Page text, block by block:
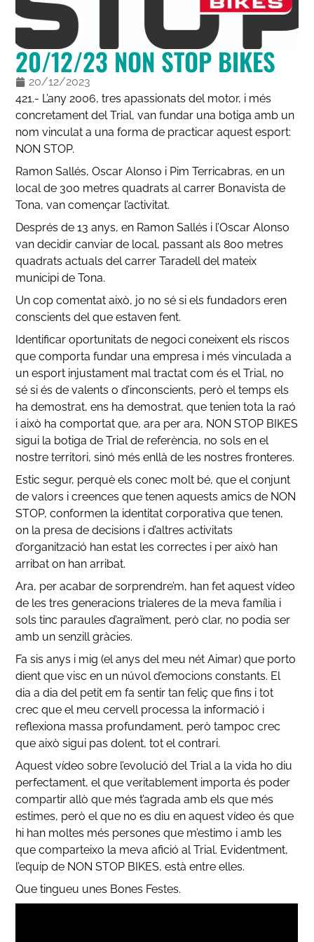
20/12/23 NON STOP BIKES
20/12/2023
421.- L’any 2006, tres apassionats del motor, i més
concretament del Trial, van fundar una botiga amb un
nom vinculat a una forma de practicar aquest esport:
NON STOP.
Ramon Sallés, Oscar Alonso i Pim Terricabras, en un
local de 300 metres quadrats al carrer Bonavista de
Tona, van començar l’activitat.
Després de 13 anys, en Ramon Sallés i l’Oscar Alonso
van decidir canviar de local, passant als 800 metres
quadrats actuals del carrer Taradell del mateix
municipi de Tona.
Un cop comentat això, jo no sé si els fundadors eren
conscients del que estaven fent.
Identificar oportunitats de negoci coneixent els riscos
que comporta fundar una empresa i més vinculada a
un esport injustament mal tractat com és el Trial, no
sé si és de valents o d’inconscients, però el temps els
ha demostrat, ens ha demostrat, que tenien tota la raó
i això ha comportat que, ara per ara, NON STOP BIKES
sigui la botiga de Trial de referència, no sols en el
nostre territori, sinó més enllà de les nostres fronteres.
Estic segur, perquè els conec molt bé, que el conjunt
de valors i creences que tenen aquests amics de NON
STOP, conformen la identitat corporativa que tenen,
on la presa de decisions i d’altres activitats
d’organització han estat les correctes i per això han
arribat on han arribat.
Ara, per acabar de sorprendre’m, han fet aquest vídeo
de les tres generacions trialeres de la meva família i
sols tinc paraules d’agraïment, però clar, no podia ser
amb un senzill gràcies.
Fa sis anys i mig (el anys del meu nét Aimar) que porto
dient que visc en un núvol d’emocions constants. El
dia a dia del petit em fa sentir tan feliç que fins i tot
crec que el meu cervell processa la informació i
reflexiona massa profundament, però tampoc crec
que això sigui pas dolent, tot el contrari.
Aquest vídeo sobre l’evolució del Trial a la vida ho diu
perfectament, el que veritablement importa és poder
compartir allò que més t’agrada amb els que més
estimes, però el que no es diu en aquest vídeo és que
hi han moltes més persones que m’estimo i amb les
que comparteixo la meva afició al Trial. Evidentment,
l’equip de NON STOP BIKES, està entre elles.
Que tingueu unes Bones Festes.